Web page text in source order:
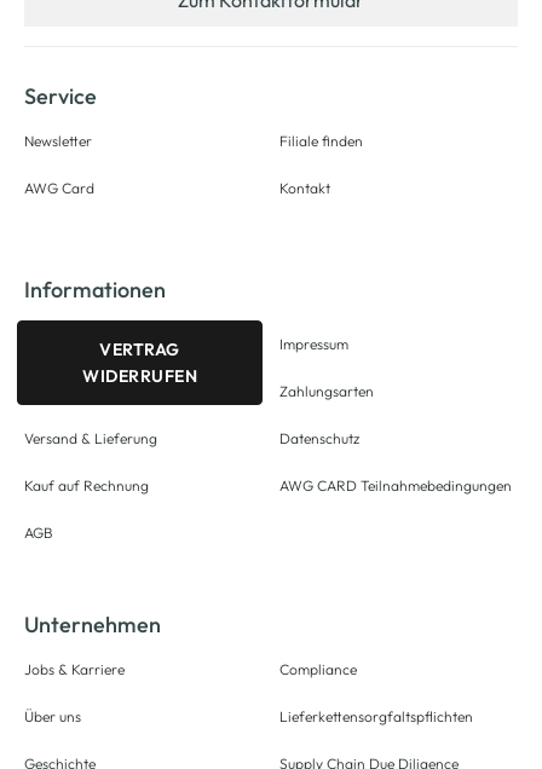
Service
Newsletter
AWG Card
Filiale finden
Kontakt
Informationen
VERTRAG
WIDERRUFEN
Versand & Lieferung
Kauf auf Rechnung
AGB
Impressum
Zahlungsarten
Datenschutz
AWG CARD Teilnahmebedingungen
Unternehmen
Jobs & Karriere
Über uns
Geschichte
Compliance
Lieferkettensorgfaltspflichten
Supply Chain Due Diligence